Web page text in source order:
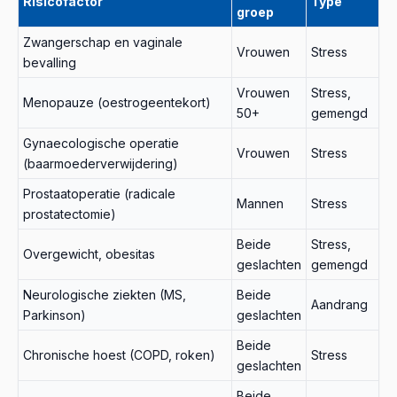
groep
Zwangerschap en vaginale
bevalling
Vrouwen Stress
Menopauze (oestrogeentekort)
Vrouwen
50+
Stress,
gemengd
Gynaecologische operatie
(baarmoederverwijdering)
Vrouwen Stress
Prostaatoperatie (radicale
prostatectomie)
Mannen Stress
Overgewicht, obesitas
Beide
geslachten
Stress,
gemengd
Neurologische ziekten (MS,
Parkinson)
Beide
geslachten
Aandrang
Chronische hoest (COPD, roken)
Beide
geslachten
Stress